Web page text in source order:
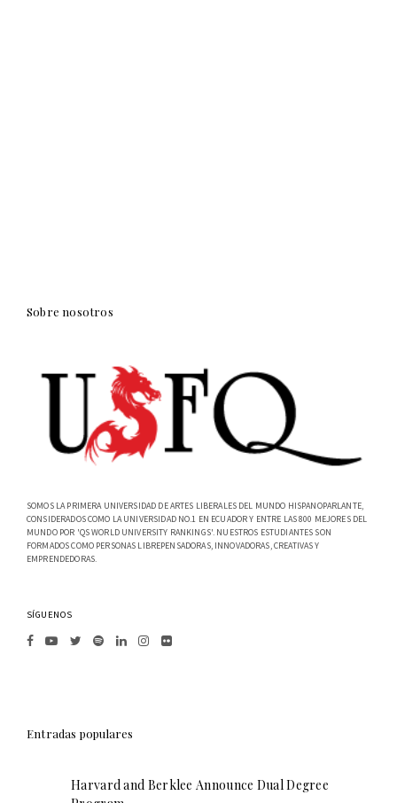
Sobre nosotros
SOMOS LA PRIMERA UNIVERSIDAD DE ARTES LIBERALES DEL MUNDO HISPANOPARLANTE,
CONSIDERADOS COMO LA UNIVERSIDAD NO.1 EN ECUADOR Y ENTRE LAS 800 MEJORES DEL
MUNDO POR 'QS WORLD UNIVERSITY RANKINGS'. NUESTROS ESTUDIANTES SON
FORMADOS COMO PERSONAS LIBREPENSADORAS, INNOVADORAS, CREATIVAS Y
EMPRENDEDORAS.
SÍGUENOS
Entradas populares
Harvard and Berklee Announce Dual Degree